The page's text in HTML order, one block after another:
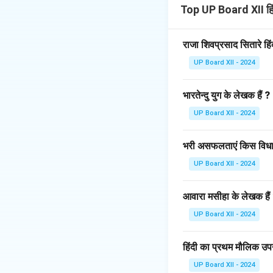
उपासना, ध्यान और
से उत्पन्न होता है।
उदाहरण: 'वात्सल्य रस'
गोवर्धन पर्वत उठाते
शांत रस का उदाहरण:
वात्सल्य रस का
Download
Top UP Board XII
राजा शिवप्रसाद सितारे
UP Board XII - 2024
भारतेन्दु युग के लेखक हैं ?
UP Board XII - 2024
भरी असफलताएं किस
UP Board XII - 2024
आवारा मसीहा के लेखक हैं
UP Board XII - 2024
हिंदी का प्रथम मौलिक
UP Board XII - 2024